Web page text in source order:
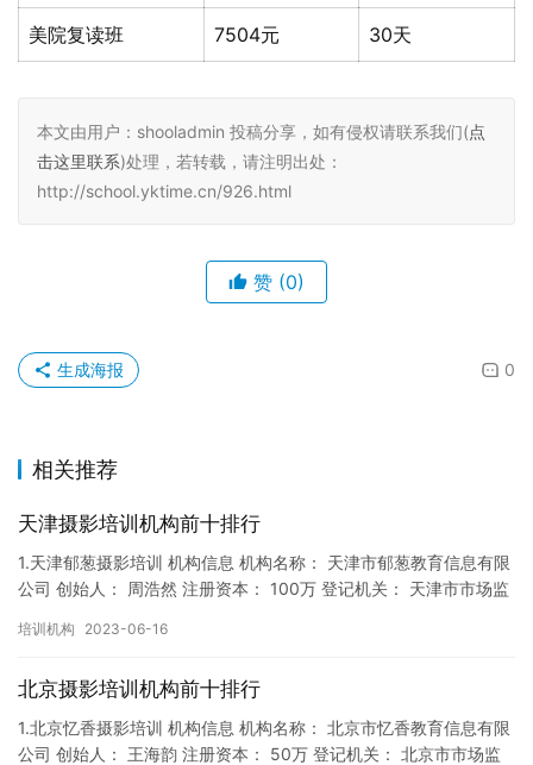
美院复读班 7504元 30天
本文由用户：shooladmin 投稿分享，如有侵权请联系我们(点
击这里联系)处理，若转载，请注明出处：
http://school.yktime.cn/926.html
赞 (0)
0
生成海报
相关推荐
天津摄影培训机构前十排行
1.天津郁葱摄影培训 机构信息 机构名称： 天津市郁葱教育信息有限
公司 创始人： 周浩然 注册资本： 100万 登记机关： 天津市市场监
培训机构 2023-06-16
北京摄影培训机构前十排行
1.北京忆香摄影培训 机构信息 机构名称： 北京市忆香教育信息有限
公司 创始人： 王海韵 注册资本： 50万 登记机关： 北京市市场监